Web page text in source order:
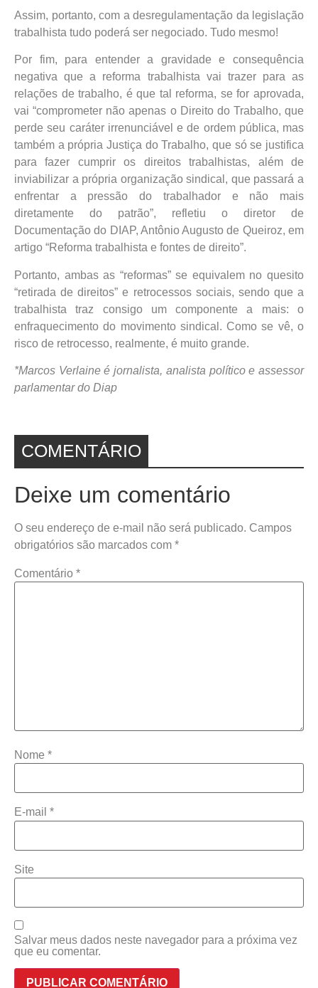
Assim, portanto, com a desregulamentação da legislação
trabalhista tudo poderá ser negociado. Tudo mesmo!
Por fim, para entender a gravidade e consequência
negativa que a reforma trabalhista vai trazer para as
relações de trabalho, é que tal reforma, se for aprovada,
vai “comprometer não apenas o Direito do Trabalho, que
perde seu caráter irrenunciável e de ordem pública, mas
também a própria Justiça do Trabalho, que só se justifica
para fazer cumprir os direitos trabalhistas, além de
inviabilizar a própria organização sindical, que passará a
enfrentar a pressão do trabalhador e não mais
diretamente do patrão”, refletiu o diretor de
Documentação do DIAP, Antônio Augusto de Queiroz, em
artigo “Reforma trabalhista e fontes de direito”.
Portanto, ambas as “reformas” se equivalem no quesito
“retirada de direitos” e retrocessos sociais, sendo que a
trabalhista traz consigo um componente a mais: o
enfraquecimento do movimento sindical. Como se vê, o
risco de retrocesso, realmente, é muito grande.
*Marcos Verlaine é jornalista, analista político e assessor
parlamentar do Diap
COMENTÁRIO
Deixe um comentário
O seu endereço de e-mail não será publicado. Campos
obrigatórios são marcados com *
Comentário *
Nome *
E-mail *
Site
Salvar meus dados neste navegador para a próxima vez
que eu comentar.